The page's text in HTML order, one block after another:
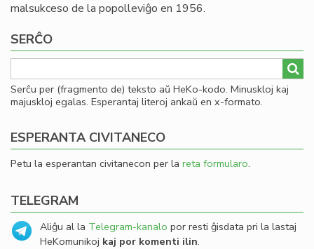
malsukceso de la popolleviĝo en 1956.
SERĈO
Serĉu per (fragmento de) teksto aŭ HeKo-kodo. Minuskloj kaj
majuskloj egalas. Esperantaj literoj ankaŭ en x-formato.
ESPERANTA CIVITANECO
Petu la esperantan civitanecon per la reta formularo.
TELEGRAM
Aliĝu al la Telegram-kanalo por resti ĝisdata pri la lastaj
HeKomunikoj kaj por komenti ilin.